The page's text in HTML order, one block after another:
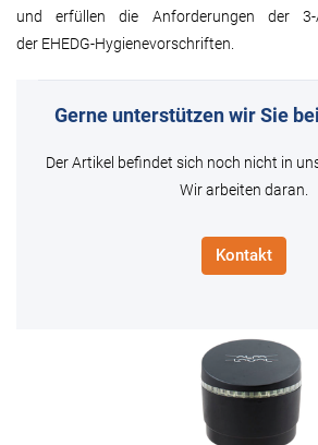
und erfüllen die Anforderungen der 3-
der EHEDG-Hygienevorschriften.
Gerne unterstützen wir Sie
Der Artikel befindet sich noch nicht in
Wir arbeiten daran.
Kontakt